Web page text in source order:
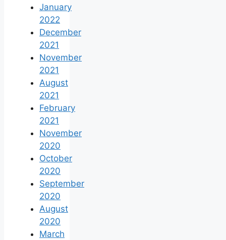
January
2022
December
2021
November
2021
August
2021
February
2021
November
2020
October
2020
September
2020
August
2020
March